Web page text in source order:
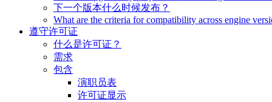
下一个版本什么时候发布？
What are the criteria for compatibility across engine
遵守许可证
什么是许可证？
需求
包含
演职员表
许可证显示